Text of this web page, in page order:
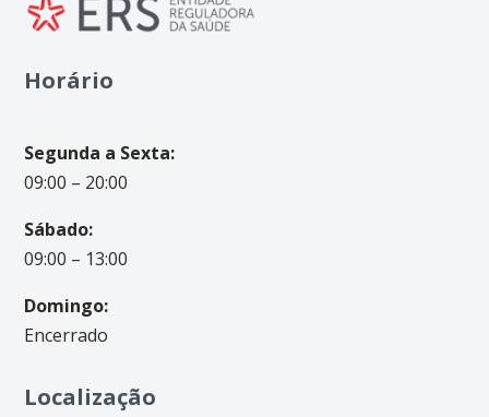
Horário
Segunda a Sexta:
09:00 – 20:00
Sábado:
09:00 – 13:00
Domingo:
Encerrado
Localização